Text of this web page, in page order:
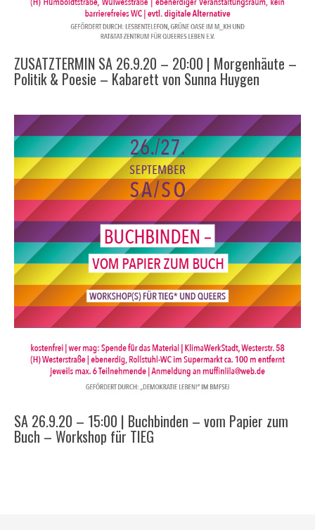
ZUSATZTERMIN SA 26.9.20 – 20:00 | Morgenhäute –
Politik & Poesie – Kabarett von Sunna Huygen
SA 26.9.20 – 15:00 | Buchbinden – vom Papier zum
Buch – Workshop für TIEG